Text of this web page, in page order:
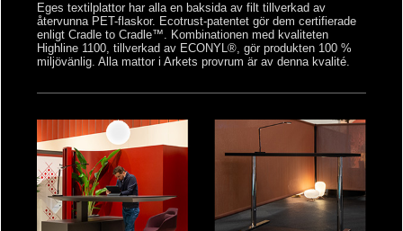
Eges textilplattor har alla en baksida av filt tillverkad av
återvunna PET-flaskor. Ecotrust-patentet gör dem certifierade
enligt Cradle to Cradle™. Kombinationen med kvaliteten
Highline 1100, tillverkad av ECONYL®, gör produkten 100 %
miljövänlig. Alla mattor i Arkets provrum är av denna kvalité.